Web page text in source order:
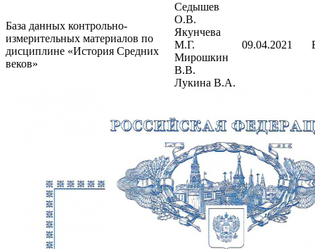
База данных контрольно-
измерительных материалов по
дисциплине «История Средних
веков»
Седышев
О.В.
Якунчева
М.Г.
Мирошкин
В.В.
Лукина В.А.
09.04.2021